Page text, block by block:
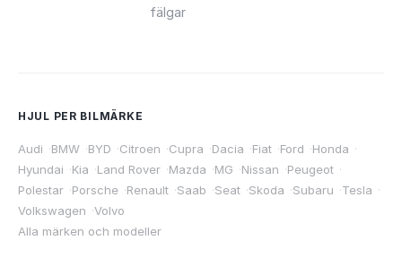
fälgar
HJUL PER BILMÄRKE
Audi ·BMW ·BYD ·Citroen ·Cupra ·Dacia ·Fiat ·Ford ·Honda ·
Hyundai ·Kia ·Land Rover ·Mazda ·MG ·Nissan ·Peugeot ·
Polestar ·Porsche ·Renault ·Saab ·Seat ·Skoda ·Subaru ·Tesla ·
Volkswagen ·Volvo
Alla märken och modeller